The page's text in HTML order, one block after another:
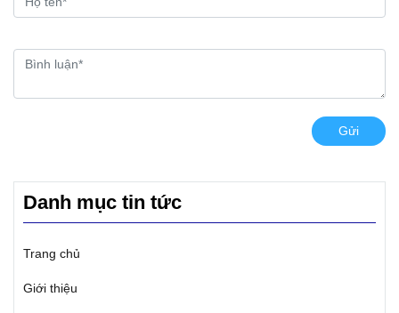
Gửi
Danh mục tin tức
Trang chủ
Giới thiệu